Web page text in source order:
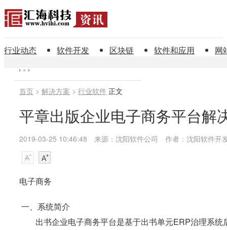
行业动态 软件开发 区块链 软件和应用 网
首页 > 解决方案 > 行业软件 正文
平章出版企业电子商务平台解
2019-03-25 10:46:48 来源：沈阳软件公司 作者：沈阳软件开
电子商务
一、系统简介
出书企业电子商务平台是基于出书单元ERP治理系统